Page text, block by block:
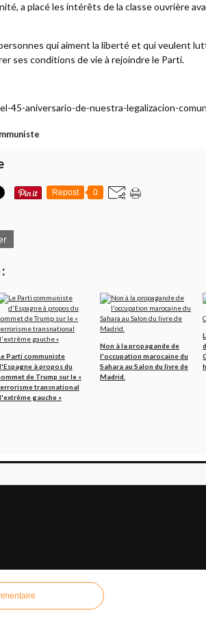
a placé les intérêts de la classe ouvrière
qui aiment la liberté et qui veulent
ses conditions de vie à rejoindre le Parti.
45-aniversario-de-nuestra-legalizacion-
Repost 0
Parti communiste
à propos du
de Trump sur le «
transnational
gauche »
Non à la propagande de
l'occupation marocaine du
Sahara au Salon du livre de
Madrid.